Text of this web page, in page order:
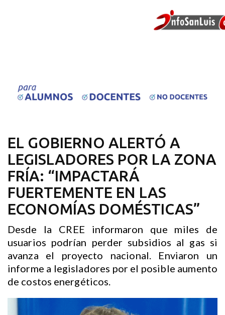
EL GOBIERNO ALERTÓ A
LEGISLADORES POR LA ZONA
FRÍA: “IMPACTARÁ
FUERTEMENTE EN LAS
ECONOMÍAS DOMÉSTICAS”
Desde la CREE informaron que miles de
usuarios podrían perder subsidios al gas si
avanza el proyecto nacional. Enviaron un
informe a legisladores por el posible aumento
de costos energéticos.